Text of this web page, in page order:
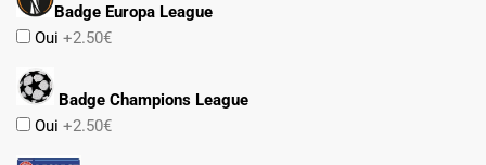
Badge Europa League
Oui +2.50€
Badge Champions League
Oui +2.50€